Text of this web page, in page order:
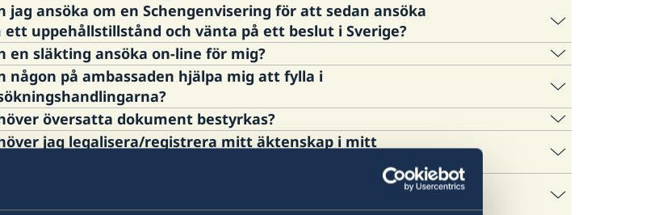
kan lämna in din ansökan på svenska ambassaden i Moskva eller ansöka on-line på
hemsida
. Tänk på att onlineansökningar vanligtvis har en kortare
jag ansöka om en Schengenvisering för att sedan ansöka
ett uppehållstillstånd och vänta på ett beslut i Sverige?
Som regel ska en ansökan om uppehållstillstånd göras innan inresa till Sverige.
en släkting ansöka on-line för mig?
är möjligt, förutsatt att du har gett honom/henne en fullmakt. Mer information
på Migrationsverketshemsida .
någon på ambassaden hjälpa mig att fylla i
tillhandahåller inte den servicen.
översatta dokument bestyrkas?
det är inte ett krav. Översättningar kan göras vid valfri översättningsbyrå. Likaså
jag legalisera/registrera mitt äktenskap i mitt
är inte ett krav, men Migrationsverket har rätt att begära en bekräftelse på det.
jag ha en intervju/lämna biometri vid något av VFS Globals